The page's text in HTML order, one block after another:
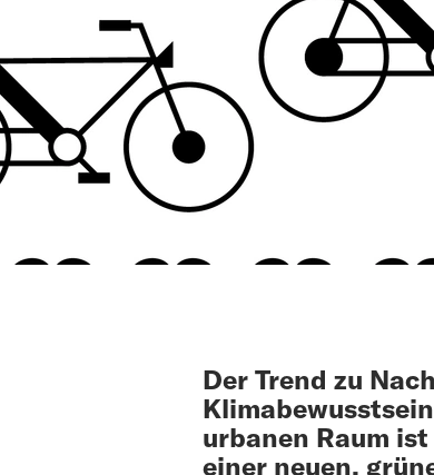
Der Trend zu
urbanen Raum
einer neuen,